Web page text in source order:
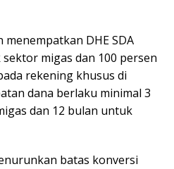
DHE SDA
migas dan 100 persen
rekening khusus di
dana berlaku minimal 3
dan 12 bulan untuk
batas konversi